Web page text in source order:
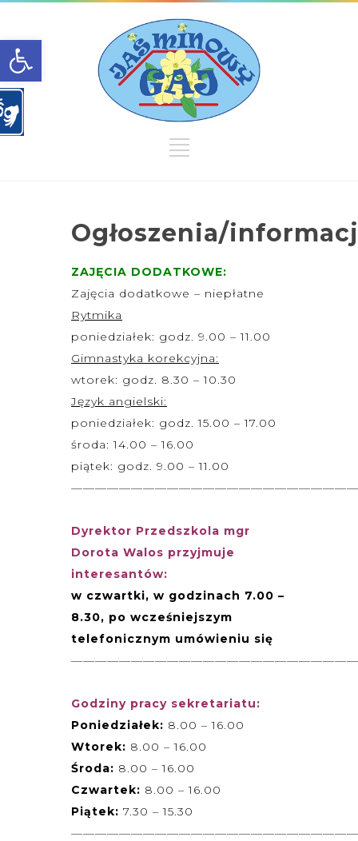
Open toolbar
Ogłoszenia/
ZAJĘCIA DODATKOWE:
Zajęcia dodatkowe – niepłatne
Rytmika
poniedziałek: godz. 9.00 – 11.00
Gimnastyka korekcyjna:
wtorek: godz. 8.30 – 10.30
Język angielski:
poniedziałek: godz. 15.00 – 17.00
środa: 14.00 – 16.00
piątek: godz. 9.00 – 11.00
Dyrektor Przedszkola mgr
Dorota Walos przyjmuje
interesantów:
w czwartki, w godzinach 7.00 –
8.30, po wcześniejszym
telefonicznym umówieniu się
Godziny pracy sekretariatu:
Poniedziałek: 8.00 – 16.00
Wtorek: 8.00 – 16.00
Środa: 8.00 – 16.00
Czwartek: 8.00 – 16.00
Piątek: 7.30 – 15.30